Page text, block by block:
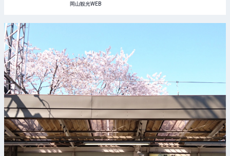
岡山観光WEB